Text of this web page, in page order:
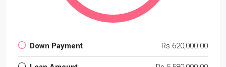
Down Payment Rs.620,000.00